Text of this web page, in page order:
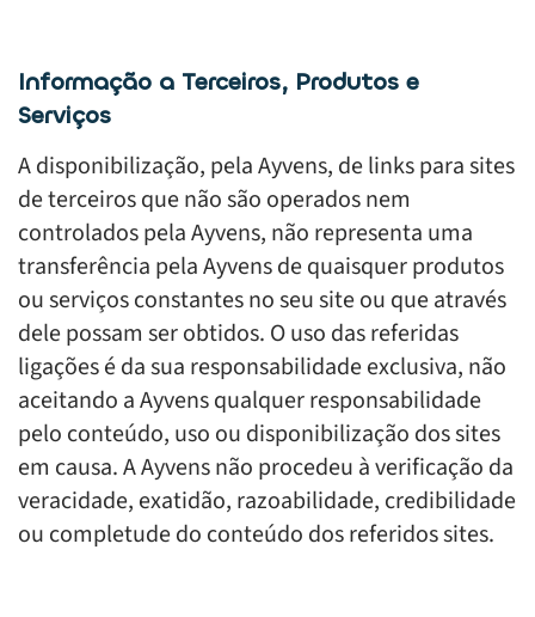
Informação a Terceiros, Produtos e
Serviços
A disponibilização, pela Ayvens, de links para sites
de terceiros que não são operados nem
controlados pela Ayvens, não representa uma
transferência pela Ayvens de quaisquer produtos
ou serviços constantes no seu site ou que através
dele possam ser obtidos. O uso das referidas
ligações é da sua responsabilidade exclusiva, não
aceitando a Ayvens qualquer responsabilidade
pelo conteúdo, uso ou disponibilização dos sites
em causa. A Ayvens não procedeu à verificação da
veracidade, exatidão, razoabilidade, credibilidade
ou completude do conteúdo dos referidos sites.